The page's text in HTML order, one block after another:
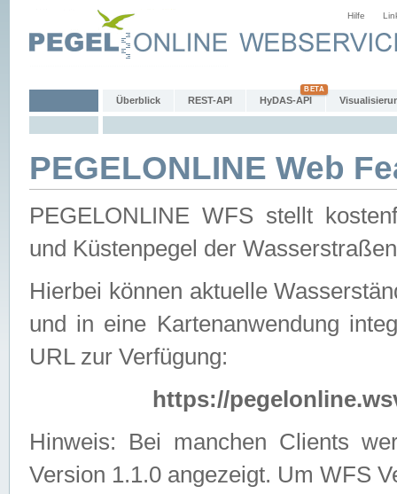
Hilfe
Überblick REST-API HyDAS-API
PEGELONLINE Web
PEGELONLINE WFS stellt
und Küstenpegel der
Hierbei können aktuelle
und in eine Kartenanwendung
URL zur Verfügung:
https://
Hinweis: Bei manchen Clients
Version 1.1.0 angezeigt. Um WFS